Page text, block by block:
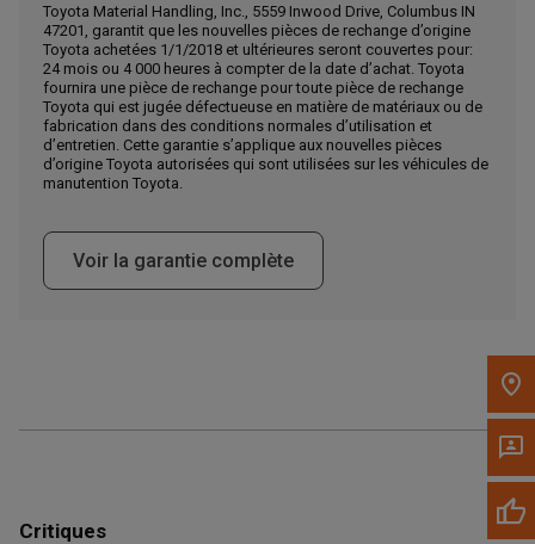
Appelez maintenant
Envoyez un message au concessionnaire
Écrivez-nous
navigation supérieur pour rechercher un autre concessionnaire.
Toyota Material Handling, Inc., 5559 Inwood Drive, Columbus IN
47201, garantit que les nouvelles pièces de rechange d’origine
Toyota achetées 1/1/2018 et ultérieures seront couvertes pour:
24 mois ou 4 000 heures à compter de la date d’achat. Toyota
fournira une pièce de rechange pour toute pièce de rechange
Toyota qui est jugée défectueuse en matière de matériaux ou de
fabrication dans des conditions normales d’utilisation et
d’entretien. Cette garantie s’applique aux nouvelles pièces
d’origine Toyota autorisées qui sont utilisées sur les véhicules de
manutention Toyota.
Voir la garantie complète
Critiques